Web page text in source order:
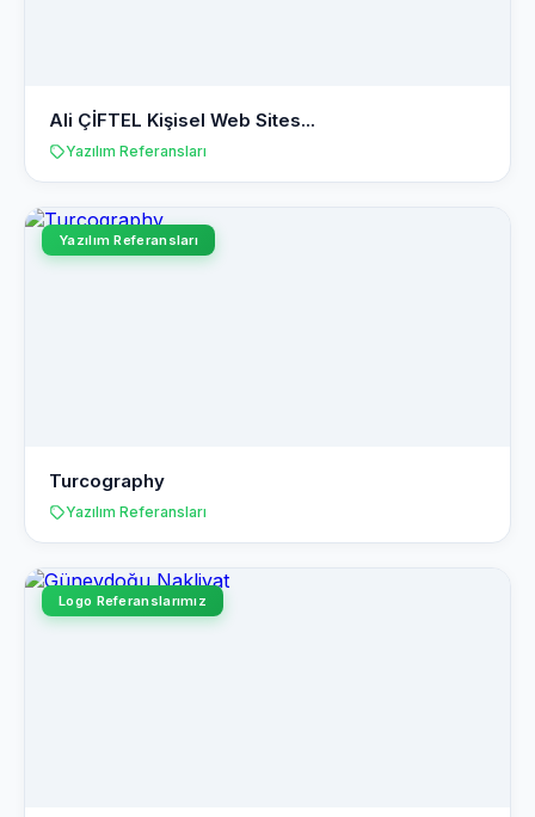
Ali ÇİFTEL Kişisel Web Sites...
Yazılım Referansları
Yazılım Referansları
Turcography
Yazılım Referansları
Logo Referanslarımız